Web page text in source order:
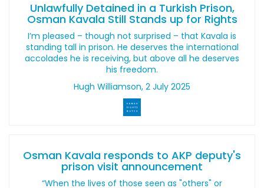
Unlawfully Detained in a Turkish Prison,
Osman Kavala Still Stands up for Rights
I’m pleased – though not surprised – that Kavala is
standing tall in prison. He deserves the international
accolades he is receiving, but above all he deserves
his freedom.
Hugh Williamson, 2 July 2025
Osman Kavala responds to AKP deputy's
prison visit announcement
“When the lives of those seen as "others" or